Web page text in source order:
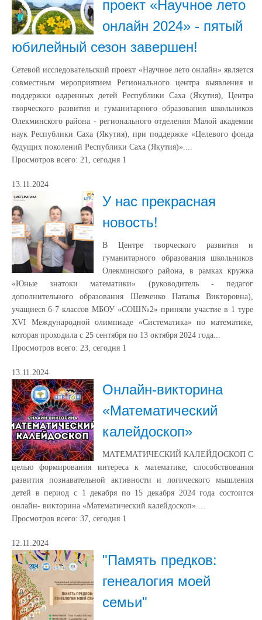
проект «Научное лето
онлайн 2024» - пятый
юбилейный сезон завершен!
Сетевой исследовательский проект «Научное лето онлайн» является
совместным мероприятием Регионального центра выявления и
поддержки одаренных детей Республики Саха (Якутия), Центра
творческого развития и гуманитарного образования школьников
Олекминского района - регионального отделения Малой академии
наук Республики Саха (Якутия), при поддержке «Целевого фонда
будущих поколений Республики Саха (Якутия)»....
Просмотров всего: 21, сегодня 1
13.11.2024
У нас прекрасная
новость!
В Центре творческого развития и
гуманитарного образования школьников
Олекминского района, в рамках кружка
«Юные знатоки математики» (руководитель - педагог
дополнительного образования Шевченко Наталья Викторовна),
учащиеся 6-7 классов МБОУ «СОШ№2» приняли участие в 1 туре
XVI Международной олимпиаде «Систематика» по математике,
которая проходила с 25 сентября по 13 октября 2024 года...
Просмотров всего: 23, сегодня 1
13.11.2024
Онлайн-викторина
«Математический
калейдоскоп»
МАТЕМАТИЧЕСКИЙ КАЛЕЙДОСКОП С
целью формирования интереса к математике, способствования
развития познавательной активности и логического мышления
детей в период с 1 декабря по 15 декабря 2024 года состоится
онлайн- викторина «Математический калейдоскоп»....
Просмотров всего: 37, сегодня 1
12.11.2024
"Память предков:
генеалогия моей
семьи"